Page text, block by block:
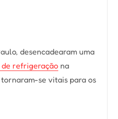
desencadearam uma
de refrigeração na
tornaram-se vitais para os